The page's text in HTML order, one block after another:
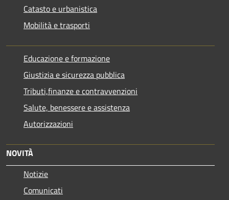
Catasto e urbanistica
Mobilità e trasporti
Educazione e formazione
Giustizia e sicurezza pubblica
Tributi,finanze e contravvenzioni
Salute, benessere e assistenza
Autorizzazioni
NOVITÀ
Notizie
Comunicati